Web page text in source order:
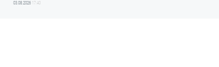
03.08.2026 17:40